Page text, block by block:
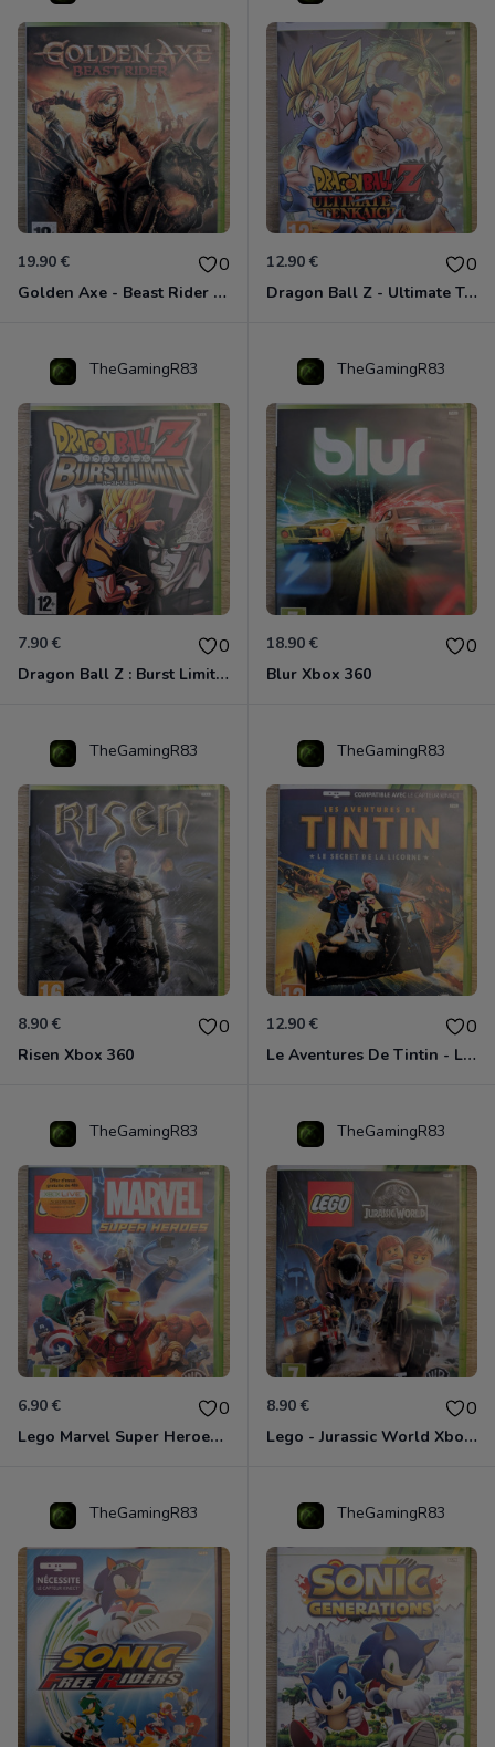
19.90 € 0
Golden Axe - Beast Rider Xbox 360
12.90 € 0
Dragon Ball Z - Ultimate Tenkaichi Xbox 360
TheGamingR83
7.90 € 0
Dragon Ball Z : Burst Limit Xbox 360
TheGamingR83
18.90 € 0
Blur Xbox 360
TheGamingR83
8.90 € 0
Risen Xbox 360
TheGamingR83
12.90 € 0
Le Aventures De Tintin - Le Secret De La Licorne Xbox 360
TheGamingR83
6.90 € 0
Lego Marvel Super Heroes Xbox 360
TheGamingR83
8.90 € 0
Lego - Jurassic World Xbox 360
TheGamingR83 TheGamingR83